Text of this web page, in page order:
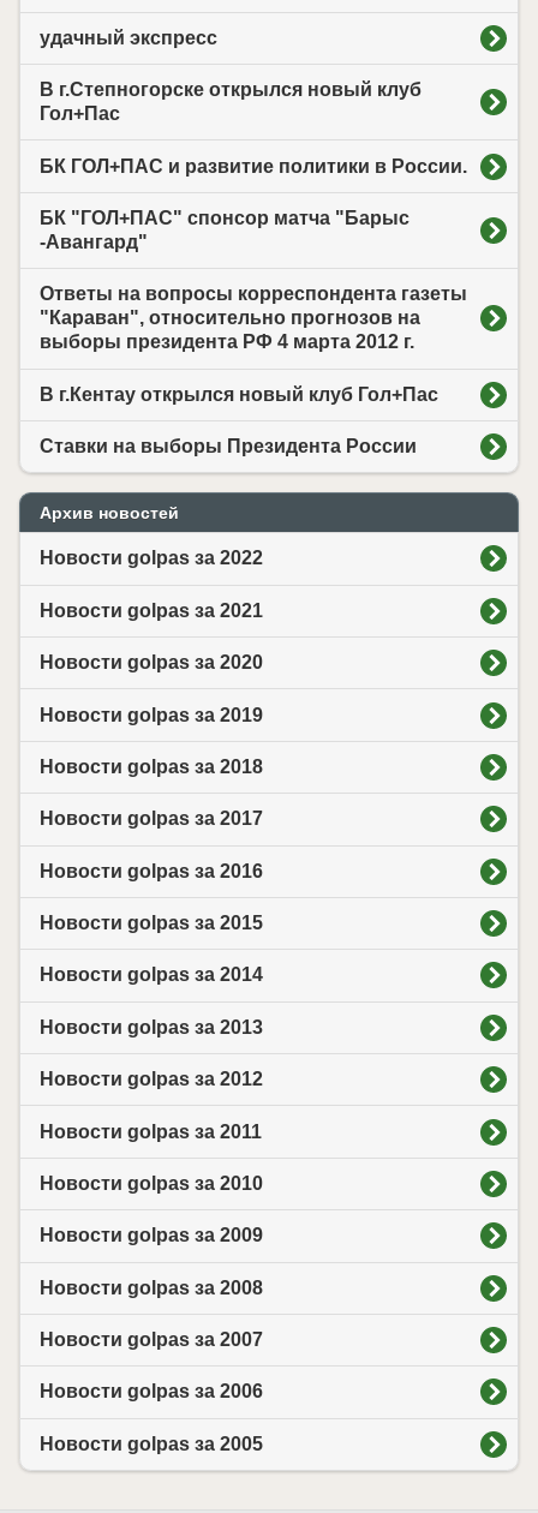
удачный экспресс
В г.Степногорске открылся новый клуб
Гол+Пас
БК ГОЛ+ПАС и развитие политики в России.
БК "ГОЛ+ПАС" спонсор матча "Барыс
-Авангард"
Ответы на вопросы корреспондента газеты
"Караван", относительно прогнозов на
выборы президента РФ 4 марта 2012 г.
В г.Кентау открылся новый клуб Гол+Пас
Ставки на выборы Президента России
Архив новостей
Новости golpas за 2022
Новости golpas за 2021
Новости golpas за 2020
Новости golpas за 2019
Новости golpas за 2018
Новости golpas за 2017
Новости golpas за 2016
Новости golpas за 2015
Новости golpas за 2014
Новости golpas за 2013
Новости golpas за 2012
Новости golpas за 2011
Новости golpas за 2010
Новости golpas за 2009
Новости golpas за 2008
Новости golpas за 2007
Новости golpas за 2006
Новости golpas за 2005